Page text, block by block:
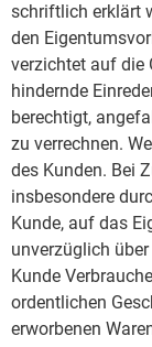
schriftlich erklärt
den
verzichtet auf die
hindernde
berechtigt,
zu verrechnen.
des Kunden. Bei
insbesondere
Kunde, auf das
unverzüglich
Kunde
ordentlichen
erworbenen